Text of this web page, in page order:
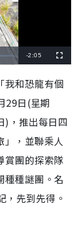
R
a
i
n
i
n
g
-2:05
u
s
c
e
e
我和恐龍有個
29日(星期
)，推出每日四
」，並聯乘人
賞團的探索隊
種種謎團。名
，先到先得。